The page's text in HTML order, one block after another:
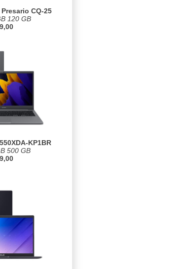
CQ-25
120 GB
KP1BR
500 GB